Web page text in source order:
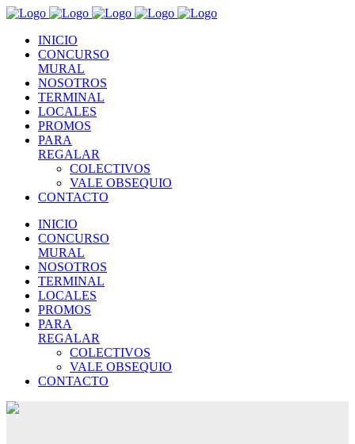
INICIO
CONCURSO
MURAL
NOSOTROS
TERMINAL
LOCALES
PROMOS
PARA
REGALAR
COLECTIVOS
VALE OBSEQUIO
CONTACTO
INICIO
CONCURSO
MURAL
NOSOTROS
TERMINAL
LOCALES
PROMOS
PARA
REGALAR
COLECTIVOS
VALE OBSEQUIO
CONTACTO